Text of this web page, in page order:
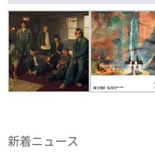
新着ニュース